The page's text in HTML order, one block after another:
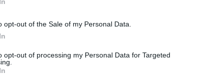
opt-out of the Sale of my Personal Data.
opt-out of processing my Personal Data for Targeted
στο
γιαΜόδα,Ομορφιά,Σχέσειςκαι